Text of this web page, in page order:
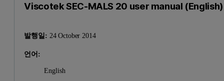
Viscotek SEC-MALS 20 user manual (English)
발행일: 24 October 2014
언어:
English